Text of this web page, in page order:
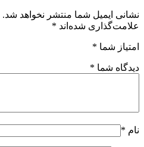
نشانی ایمیل شما منتشر نخواهد شد.
علامت‌گذاری شده‌اند *
امتیاز شما *
دیدگاه شما *
نام *